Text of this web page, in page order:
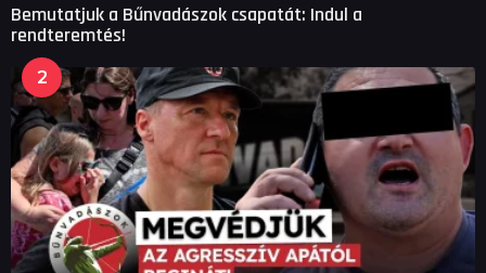
Bemutatjuk a Bűnvadászok csapatát: Indul a
rendteremtés!
2